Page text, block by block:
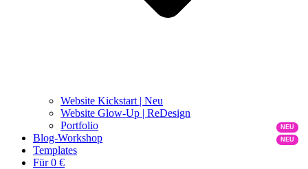
Website Kickstart | Neu
Website Glow-Up | ReDesign
Portfolio
Blog-Workshop
Templates
Für 0 €